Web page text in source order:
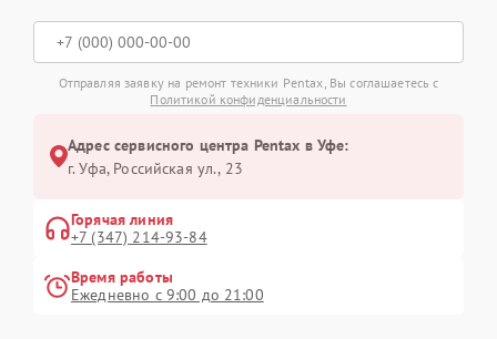
Отправляя заявку на ремонт техники Pentax, Вы соглашаетесь с
Политикой конфиденциальности
Адрес сервисного центра Pentax в Уфе:
г. Уфа, Российская ул., 23
Горячая линия
+7 (347) 214-93-84
Время работы
Ежедневно с 9:00 до 21:00